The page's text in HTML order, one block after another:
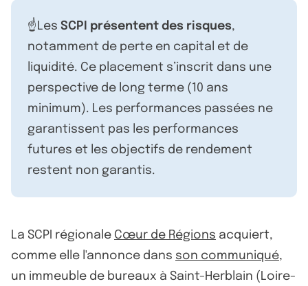
☝️Les SCPI présentent des risques,
notamment de perte en capital et de
liquidité. Ce placement s’inscrit dans une
perspective de long terme (10 ans
minimum). Les performances passées ne
garantissent pas les performances
futures et les objectifs de rendement
restent non garantis.
La SCPI régionale Cœur de Régions acquiert,
comme elle l'annonce dans son communiqué,
un immeuble de bureaux à Saint-Herblain (Loire-